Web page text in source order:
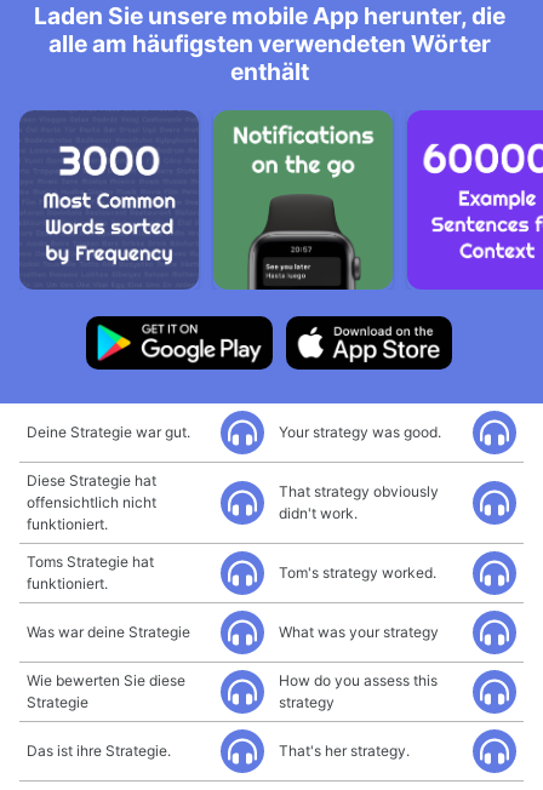
Laden Sie unsere mobile App herunter, die
alle am häufigsten verwendeten Wörter
enthält
Deine Strategie war gut. Your strategy was good.
Diese Strategie hat
offensichtlich nicht
funktioniert.
That strategy obviously
didn't work.
Toms Strategie hat
funktioniert.
Tom's strategy worked.
Was war deine Strategie What was your strategy
Wie bewerten Sie diese
Strategie
How do you assess this
strategy
Das ist ihre Strategie. That's her strategy.